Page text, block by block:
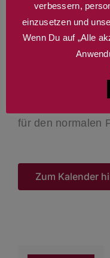
bis 6 Jahre frei
6–12 Jahre 24,50
für den normalen
Zum Kalender
verbessern,
einzusetzen und
Wenn Du auf „Alle